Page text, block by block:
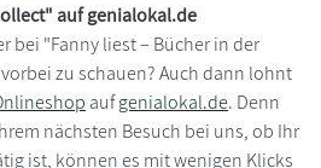
auf genialokal.de
bei "Fanny liest – Bücher in der
zu schauen? Auch dann lohnt
aufgenialokal.de. Denn
nächsten Besuch bei uns, ob Ihr
ist, können es mit wenigen Klicks